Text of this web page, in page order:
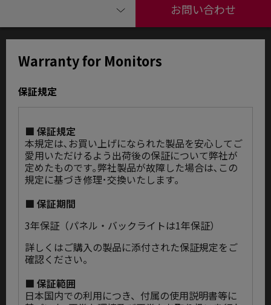
お問い合わせ
Warranty for Monitors
保証規定
■ 保証規定
本規定は､お買い上げになられた製品を安心してご
愛用いただけるよう出荷後の保証について弊社が
定めたものです｡弊社製品が故障した場合は､この
規定に基づき修理･交換いたします｡
■ 保証期間
3年保証（パネル・バックライトは1年保証）
詳しくはご購入の製品に添付された保証規定をご
確認ください。
■ 保証範囲
日本国内での利用につき、付属の使用説明書等に